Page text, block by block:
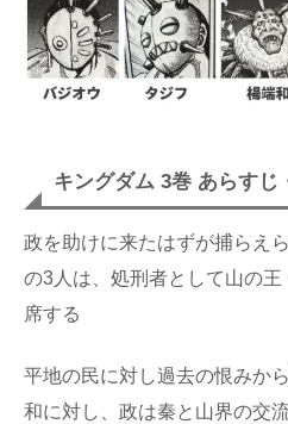
キングダム 3巻 あらすじ
政を助けに来たはずが捕らえ
の3人は、処刑者として山の王
席する
平地の民に対し過去の恨みか
和に対し、政は秦と山界の交